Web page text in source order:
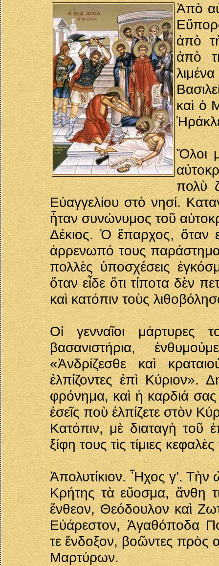
Ἀπὸ
ἀπὸ
ἀπὸ
καὶ ὁ
Ὅλοι
πολὺ
Εὐαγγελίου στὸ νησί.
ἦταν συνώνυμος τοῦ
Δέκιος. Ὁ ἔπαρχος, ὅταν
ἀρρενωπό τους
πολλὲς ὑποσχέσεις
ὅταν εἶδε ὅτι τίποτα δὲν
καὶ κατόπιν τοὺς
Οἱ γενναῖοι μάρτυρες
βασανιστήρια,
«Ἀνδρίζεσθε καὶ
ἐλπίζοντες ἐπὶ Κύριον».
φρόνημα, καὶ ἡ καρδιά σας
ἐσεῖς ποὺ ἐλπίζετε στὸν
Κατόπιν, μὲ διαταγὴ τοῦ
ξίφη τους τὶς τίμιες
Ἀπολυτίκιον. Ἦχος γ’. Τὴν
Κρήτης τὰ εὔοσμα, ἄνθη
ἔνθεον, Θεόδουλον καὶ
Εὐάρεστον, Ἀγαθόποδα
τε ἔνδοξον, βοῶντες πρὸς
Μαρτύρων.